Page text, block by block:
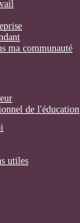
ma communauté
de l'éducation
utiles